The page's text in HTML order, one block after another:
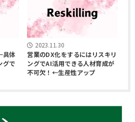
具体
グで
2023.11.30
営業のDX化をするにはリスキリ
ングでAI活用できる人材育成が
不可欠！←生産性アップ